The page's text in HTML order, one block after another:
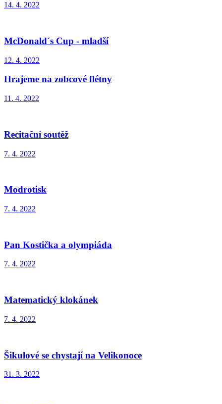
14. 4. 2022
McDonald´s Cup - mladší
12. 4. 2022
Hrajeme na zobcové flétny
11. 4. 2022
Recitační soutěž
7. 4. 2022
Modrotisk
7. 4. 2022
Pan Kostička a olympiáda
7. 4. 2022
Matematický klokánek
7. 4. 2022
Šikulové se chystají na Velikonoce
31. 3. 2022